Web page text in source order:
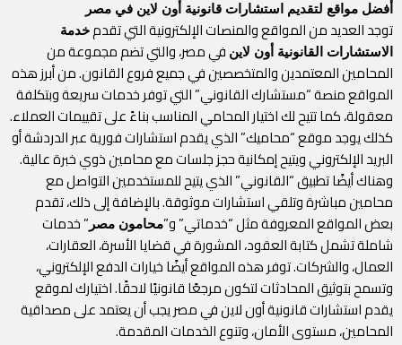
أفضل مواقع لتقديم استشارات قانونية أون لاين في مصر
توجد العديد من المواقع والمنصات الإلكترونية التي تقدمخدمة
الاستشارات القانونية أون لاين في مصر، والتي تضم مجموعة من
المحامين المعتمدين والمتخصصين في جميع فروع القانون. من أبرز هذه
المواقع منصة “مستشارك القانوني” التي توفر خدمات سريعة وبتكلفة
معقولة، كما تتيح لك اختيار المحامي المناسب بناءً على تقييمات العملاء.
كذلك يوجد موقع “محاميك” الذي يقدم استشارات فورية عبر الدردشة أو
البريد الإلكتروني ويتيح إمكانية حجز جلسات مع محامين ذوي خبرة عالية.
وهناك أيضًا تطبيق “القانوني” الذي يتيح للمستخدمين التواصل مع
محامين مباشرة وتلقي استشارات موثوقة. بالإضافة إلى ذلك، تقدم
بعض المواقع المعروفة مثل “خدماتي” و”محامون مصر ” خدمات
شاملة تشمل كتابة العقود، المشورة في قضايا الأسرة، العقارات،
العمال، والشركات. توفر هذه المواقع أيضًا خيارات الدفع الإلكتروني،
وتسمح بتوثيق المحادثات لتكون مرجعًا قانونيًا لاحقًا. اختيارك لموقع
يقدم استشارات قانونية أون لاين في مصر يجب أن يعتمد على مصداقية
المحامين، مستوى الأمان، وتنوع الخدمات المقدمة.